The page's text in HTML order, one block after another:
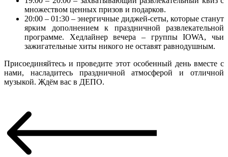
множеством ценных призов и подарков.
20:00 – 01:30 – энергичные диджей-сеты, которые станут
ярким дополнением к праздничной развлекательной
программе. Хедлайнер вечера – группы IOWA, чьи
зажигательные хиты никого не оставят равнодушным.
Присоединяйтесь и проведите этот особенный день вместе с
нами, насладитесь праздничной атмосферой и отличной
музыкой. Ждём вас в ДЕПО.